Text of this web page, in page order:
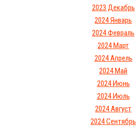
2023 Декабрь
2024 Январь
2024 Февраль
2024 Март
2024 Апрель
2024 Май
2024 Июнь
2024 Июль
2024 Август
2024 Сентябрь